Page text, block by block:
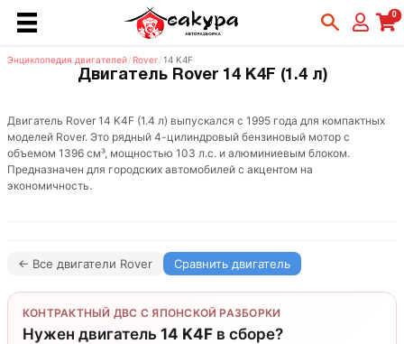
0
Энциклопедия двигателей/ Rover/14 K4F
Двигатель Rover 14 K4F (1.4 л)
Двигатель Rover 14 K4F (1.4 л) выпускался с 1995 года для компактных
моделей Rover. Это рядный 4-цилиндровый бензиновый мотор с
объемом 1396 см³, мощностью 103 л.с. и алюминиевым блоком.
Предназначен для городских автомобилей с акцентом на
экономичность.
← Все двигатели Rover Сравнить двигатель
КОНТРАКТНЫЙ ДВС С ЯПОНСКОЙ РАЗБОРКИ
Нужен двигатель 14 K4F в сборе?